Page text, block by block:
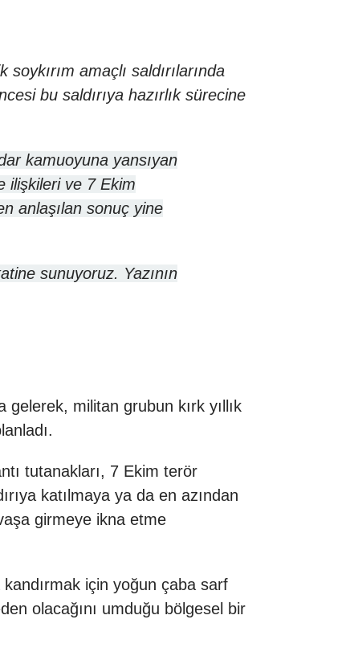
amaçlı saldırılarında
bu saldırıya hazırlık sürecine
kamuoyuna yansıyan
ilişkileri ve 7 Ekim
anlaşılan sonuç yine
sunuyoruz. Yazının
militan grubun kırk yıllık
tutanakları, 7 Ekim terör
katılmaya ya da en azından
girmeye ikna etme
için yoğun çaba sarf
olacağını umduğu bölgesel bir